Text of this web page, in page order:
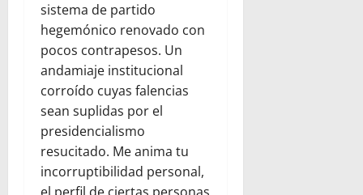
sistema de partido
hegemónico renovado con
pocos contrapesos. Un
andamiaje institucional
corroído cuyas falencias
sean suplidas por el
presidencialismo
resucitado. Me anima tu
incorruptibilidad personal,